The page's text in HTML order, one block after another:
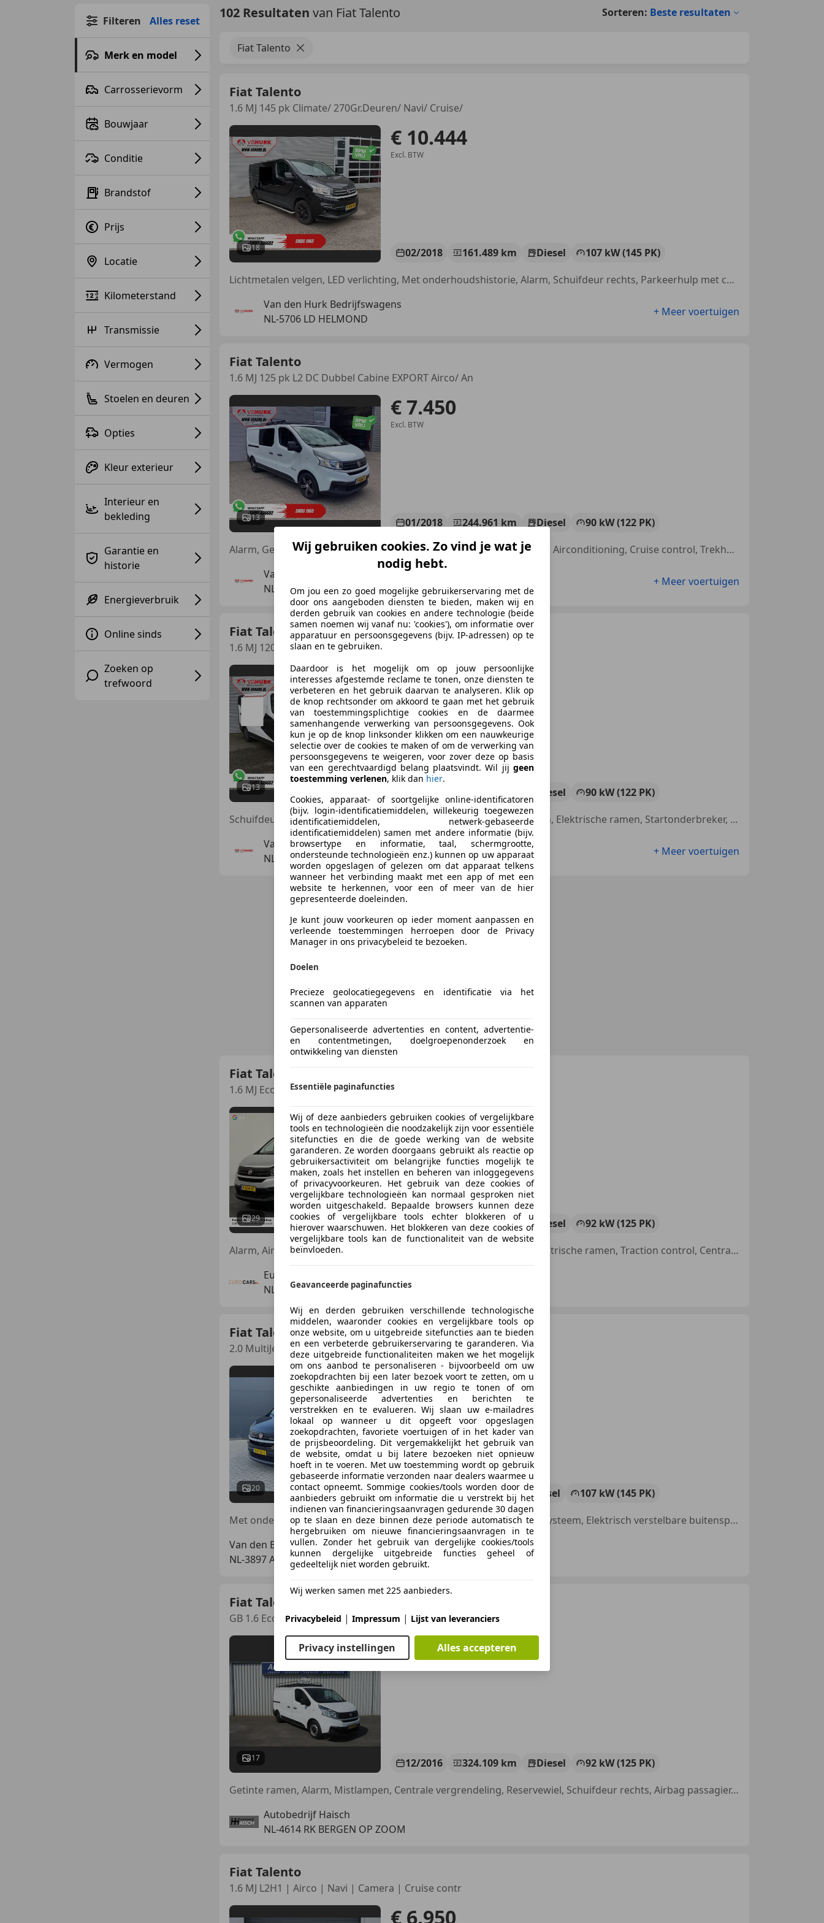
Filteren Alles reset
Merk en model
Carrosserievorm
Bouwjaar
Conditie
Brandstof
Prijs
Locatie
Kilometerstand
Transmissie
Vermogen
Stoelen en deuren
Opties
Kleur exterieur
Interieur en
bekleding
Garantie en
historie
Energieverbruik
Online sinds
Zoeken op
trefwoord
102 Resultaten van Fiat Talento Sorteren: Beste resultaten
Fiat Talento
Fiat Talento
1.6 MJ 145 pk Climate/ 270Gr.Deuren/ Navi/ Cruise/
18
€ 10.444
Excl. BTW
02/2018 161.489 km Diesel
107 kW (145 PK)
Lichtmetalen velgen, LED verlichting, Met onderhoudshistorie, Alarm, Schuifdeur rechts, Parkeerhulp met camera, Regensensor, Airconditioning
Van den Hurk Bedrijfswagens
NL-5706 LD HELMOND
+ Meer voertuigen
Fiat Talento
1.6 MJ 125 pk L2 DC Dubbel Cabine EXPORT Airco/ An
13
€ 7.450
Excl. BTW
01/2018 244.961 km Diesel
90 kW (122 PK)
Alarm, Getinte ramen, Lichtmetalen velgen, Parkeerhulp met camera, Airconditioning, Cruise control, Trekhaak, Android Auto
Van den Hurk Bedrijfswagens
NL-5706 LD HELMOND
+ Meer voertuigen
Fiat Talento
1.6 MJ 120 pk L2 EXPORT 3 Pers./ 2xSchuifdeur/ Nav
13
€ 6.950
Excl. BTW
Diesel
90 kW (122 PK)
Schuifdeur links, Alarm, Getinte ramen, Airconditioning, Lendensteun, Elektrische ramen, Startonderbreker, Navigatiesysteem
Van den Hurk Bedrijfswagens
NL-5706 LD HELMOND
+ Meer voertuigen
Fiat Talento
1.6 MJ EcoJet L2H1 Basis Airco Alarm Handel/Export
29
€ 9.990
02/2019 117.363 km Diesel
92 kW (125 PK)
Alarm, Airconditioning, Multifunctioneel stuurwiel, Lendensteun, Elektrische ramen, Traction control, Centrale vergrendeling, Elektrisch verstelbare buitenspiegels
Eurocars
NL-5663 PA Geldrop
Fiat Talento
2.0 MultiJet L2H1 / Imperiaal / Nap / Navi
20
€ 14.950
Excl. BTW
04/2021 66.288 km Diesel
107 kW (145 PK)
Met onderhoudshistorie, Lendensteun, Startonderbreker, Navigatiesysteem, Elektrisch verstelbare buitenspiegels, Armsteun, Elektrische ramen, Multifunctioneel stuurwiel
Van den Brom Auto's
NL-3897 AC ZEEWOLDE
Fiat Talento
GB 1.6 EcoJet 125pk S&S L1H1 270 AUTO START NIET E
17
€ 3.000
12/2016 324.109 km Diesel
92 kW (125 PK)
Getinte ramen, Alarm, Mistlampen, Centrale vergrendeling, Reservewiel, Schuifdeur rechts, Airbag passagier, Radio
Autobedrijf Haisch
NL-4614 RK BERGEN OP ZOOM
Fiat Talento
1.6 MJ L2H1 | Airco | Navi | Camera | Cruise contr
€ 6.950
Wij gebruiken cookies. Zo vind je wat je
nodig hebt.
Om jou een zo goed mogelijke gebruikerservaring met de
door ons aangeboden diensten te bieden, maken wij en
derden gebruik van cookies en andere technologie (beide
samen noemen wij vanaf nu: 'cookies'), om informatie over
apparatuur en persoonsgegevens (bijv. IP-adressen) op te
slaan en te gebruiken.
Daardoor is het mogelijk om op jouw persoonlijke
interesses afgestemde reclame te tonen, onze diensten te
verbeteren en het gebruik daarvan te analyseren. Klik op
de knop rechtsonder om akkoord te gaan met het gebruik
van toestemmingsplichtige cookies en de daarmee
samenhangende verwerking van persoonsgegevens. Ook
kun je op de knop linksonder klikken om een nauwkeurige
selectie over de cookies te maken of om de verwerking van
persoonsgegevens te weigeren, voor zover deze op basis
van een gerechtvaardigd belang plaatsvindt. Wil jij geen
toestemming verlenen, klik dan hier.
Cookies, apparaat- of soortgelijke online-identificatoren
(bijv. login-identificatiemiddelen, willekeurig toegewezen
identificatiemiddelen, netwerk-gebaseerde
identificatiemiddelen) samen met andere informatie (bijv.
browsertype en informatie, taal, schermgrootte,
ondersteunde technologieën enz.) kunnen op uw apparaat
worden opgeslagen of gelezen om dat apparaat telkens
wanneer het verbinding maakt met een app of met een
website te herkennen, voor een of meer van de hier
gepresenteerde doeleinden.
Je kunt jouw voorkeuren op ieder moment aanpassen en
verleende toestemmingen herroepen door de Privacy
Manager in ons privacybeleid te bezoeken.
Doelen
Precieze geolocatiegegevens en identificatie via het
scannen van apparaten
Gepersonaliseerde advertenties en content, advertentie-
en contentmetingen, doelgroepenonderzoek en
ontwikkeling van diensten
Essentiële paginafuncties
Wij of deze aanbieders gebruiken cookies of vergelijkbare
tools en technologieën die noodzakelijk zijn voor essentiële
sitefuncties en die de goede werking van de website
garanderen. Ze worden doorgaans gebruikt als reactie op
gebruikersactiviteit om belangrijke functies mogelijk te
maken, zoals het instellen en beheren van inloggegevens
of privacyvoorkeuren. Het gebruik van deze cookies of
vergelijkbare technologieën kan normaal gesproken niet
worden uitgeschakeld. Bepaalde browsers kunnen deze
cookies of vergelijkbare tools echter blokkeren of u
hierover waarschuwen. Het blokkeren van deze cookies of
vergelijkbare tools kan de functionaliteit van de website
beïnvloeden.
Geavanceerde paginafuncties
Wij en derden gebruiken verschillende technologische
middelen, waaronder cookies en vergelijkbare tools op
onze website, om u uitgebreide sitefuncties aan te bieden
en een verbeterde gebruikerservaring te garanderen. Via
deze uitgebreide functionaliteiten maken we het mogelijk
om ons aanbod te personaliseren - bijvoorbeeld om uw
zoekopdrachten bij een later bezoek voort te zetten, om u
geschikte aanbiedingen in uw regio te tonen of om
gepersonaliseerde advertenties en berichten te
verstrekken en te evalueren. Wij slaan uw e-mailadres
lokaal op wanneer u dit opgeeft voor opgeslagen
zoekopdrachten, favoriete voertuigen of in het kader van
de prijsbeoordeling. Dit vergemakkelijkt het gebruik van
de website, omdat u bij latere bezoeken niet opnieuw
hoeft in te voeren. Met uw toestemming wordt op gebruik
gebaseerde informatie verzonden naar dealers waarmee u
contact opneemt. Sommige cookies/tools worden door de
aanbieders gebruikt om informatie die u verstrekt bij het
indienen van financieringsaanvragen gedurende 30 dagen
op te slaan en deze binnen deze periode automatisch te
hergebruiken om nieuwe financieringsaanvragen in te
vullen. Zonder het gebruik van dergelijke cookies/tools
kunnen dergelijke uitgebreide functies geheel of
gedeeltelijk niet worden gebruikt.
Wij werken samen met 225 aanbieders.
Privacybeleid | Impressum | Lijst van leveranciers
Privacy instellingen Alles accepteren